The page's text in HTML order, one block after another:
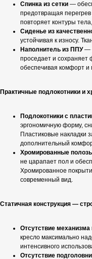
Спинка из сетки —
предотвращая
повторяет контуры
Сиденье из
устойчивая к износу.
Наполнитель из ППУ—
проседает и сохраняет
обеспечивая комфорт и
Практичные подлокотники и
Подлокотники с
эргономичную форму,
Пластиковые накладки
дополнительный
Хромированные
не царапает пол и
Хромированное
современный вид.
Статичная конструкция —
Отсутствие механизма
кресло максимально
интенсивного
Отсутствие